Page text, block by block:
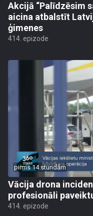
Akcijā “Palīdzēsim
aicina atbalstīt
ģimenes
414. epizode
pirms 14 stundām
Vācija drona
profesionāli
414. epizode